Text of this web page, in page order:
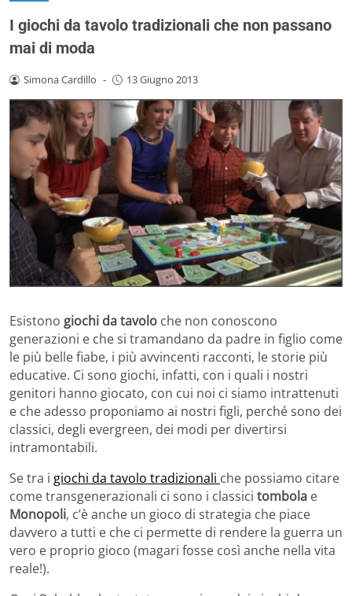
I giochi da tavolo tradizionali che non passano
mai di moda
Simona Cardillo - 13 Giugno 2013
Esistono giochi da tavolo che non conoscono
generazioni e che si tramandano da padre in figlio come
le più belle fiabe, i più avvincenti racconti, le storie più
educative. Ci sono giochi, infatti, con i quali i nostri
genitori hanno giocato, con cui noi ci siamo intrattenuti
e che adesso proponiamo ai nostri figli, perché sono dei
classici, degli evergreen, dei modi per divertirsi
intramontabili.
Se tra i giochi da tavolo tradizionali che possiamo citare
come transgenerazionali ci sono i classici tombola e
Monopoli, c’è anche un gioco di strategia che piace
davvero a tutti e che ci permette di rendere la guerra un
vero e proprio gioco (magari fosse così anche nella vita
reale!).